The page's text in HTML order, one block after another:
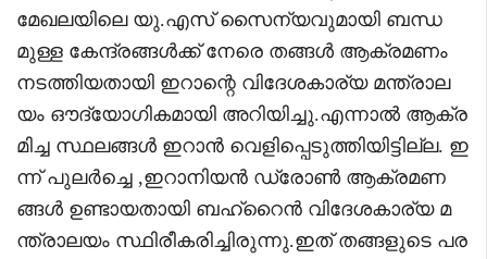
മേഖലയിലെ യു.എസ് സൈന്യവുമായി ബന്ധ
മുള്ള കേന്ദ്രങ്ങൾക്ക് നേരെ തങ്ങൾ ആക്രമണം
നടത്തിയതായി ഇറാന്റെ വിദേശകാര്യ മന്ത്രാല
യം ഔദ്യോഗികമായി അറിയിച്ചു.എന്നാൽ ആക്ര
മിച്ച സ്ഥലങ്ങൾ ഇറാൻ വെളിപ്പെടുത്തിയിട്ടില്ല. ഇ
ന്ന് പുലർച്ചെ ,ഇറാനിയൻ ഡ്രോൺ ആക്രമണ
ങ്ങൾ ഉണ്ടായതായി ബഹ്റൈൻ വിദേശകാര്യ മ
ന്ത്രാലയം സ്ഥിരീകരിച്ചിരുന്നു.ഇത് തങ്ങളുടെ പര